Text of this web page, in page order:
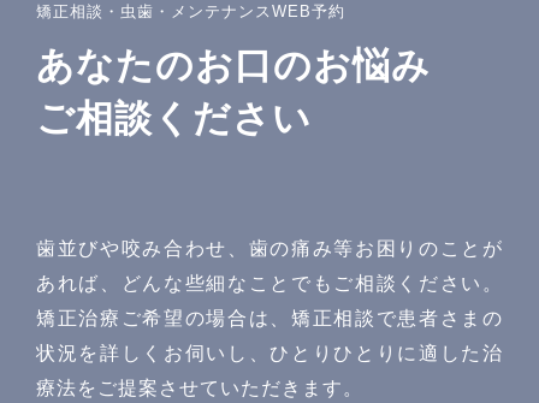
矯正相談・虫歯・メンテナンスWEB予約
あなたのお口のお悩み
ご相談ください
歯並びや咬み合わせ、歯の痛み等お困りのことが
あれば、どんな些細なことでもご相談ください。
矯正治療ご希望の場合は、矯正相談で患者さまの
状況を詳しくお伺いし、ひとりひとりに適した治
療法をご提案させていただきます。